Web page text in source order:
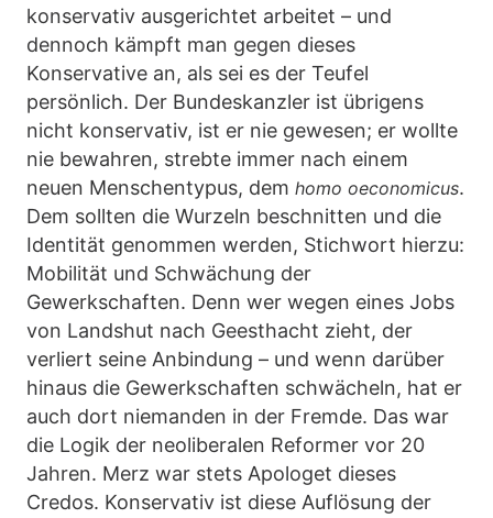
konservativ ausgerichtet arbeitet – und
dennoch kämpft man gegen dieses
Konservative an, als sei es der Teufel
persönlich. Der Bundeskanzler ist übrigens
nicht konservativ, ist er nie gewesen; er wollte
nie bewahren, strebte immer nach einem
neuen Menschentypus, dem homo oeconomicus.
Dem sollten die Wurzeln beschnitten und die
Identität genommen werden, Stichwort hierzu:
Mobilität und Schwächung der
Gewerkschaften. Denn wer wegen eines Jobs
von Landshut nach Geesthacht zieht, der
verliert seine Anbindung – und wenn darüber
hinaus die Gewerkschaften schwächeln, hat er
auch dort niemanden in der Fremde. Das war
die Logik der neoliberalen Reformer vor 20
Jahren. Merz war stets Apologet dieses
Credos. Konservativ ist diese Auflösung der